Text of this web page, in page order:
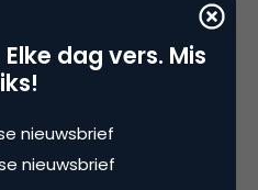
positionering van DDMA
van o.a. privacy en
over actuele
tot 2024
Studeerde
en werkte bij een
dag vers. Mis
nieuwsbrief
nieuwsbrief